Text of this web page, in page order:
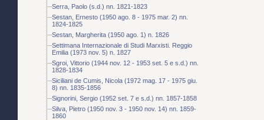
Serra, Paolo (s.d.) nn. 1821-1823
Sestan, Ernesto (1950 ago. 8 - 1975 mar. 2) nn.
1824-1825
Sestan, Margherita (1950 ago. 1) n. 1826
Settimana Internazionale di Studi Marxisti. Reggio
Emilia (1973 nov. 5) n. 1827
Sgroi, Vittorio (1944 nov. 12 - 1953 set. 5 e s.d.) nn.
1828-1834
Siciliani de Cumis, Nicola (1972 mag. 17 - 1975 giu.
8) nn. 1835-1856
Signorini, Sergio (1952 set. 7 e s.d.) nn. 1857-1858
Silva, Pietro (1950 nov. 3 - 1950 nov. 14) nn. 1859-
1860